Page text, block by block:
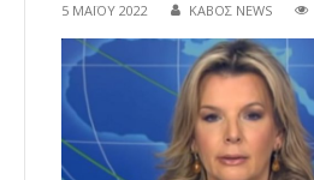
5 ΜΑΪ́ΟΥ 2022 ΚΑΒΟΣ NEWS